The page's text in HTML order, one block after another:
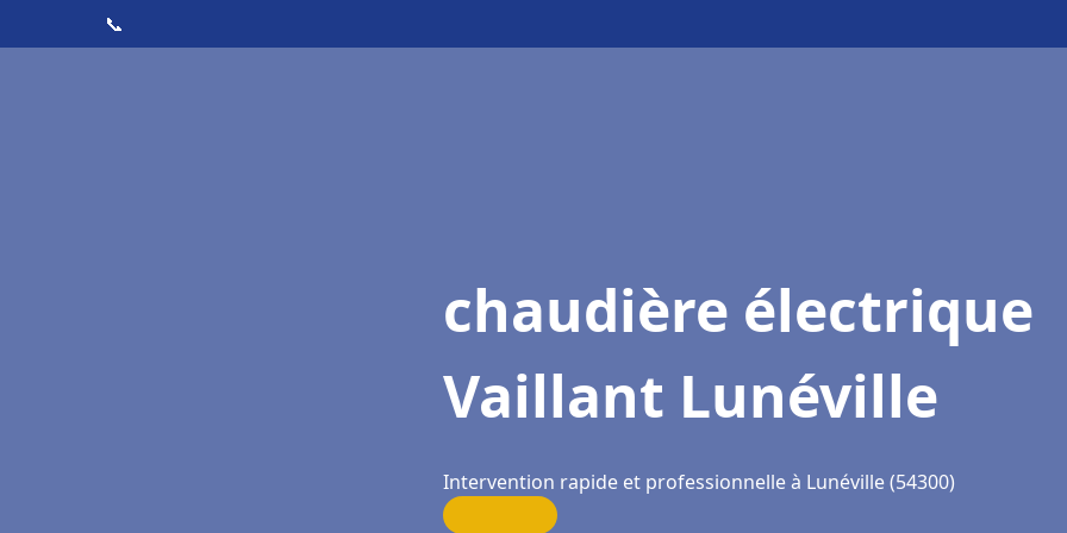
📞
chaudière électrique
Vaillant Lunéville
Intervention rapide et professionnelle à Lunéville (54300)